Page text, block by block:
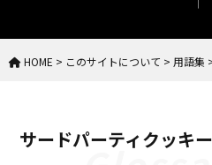
HOME > このサイトについて > 用語集
サードパーティクッキー